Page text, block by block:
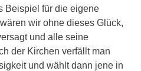
Beispiel für die eigene
wir ohne dieses Glück,
und alle seine
der Kirchen verfällt man
und wählt dann jene in